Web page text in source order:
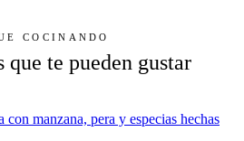
COCINANDO
que te pueden gustar